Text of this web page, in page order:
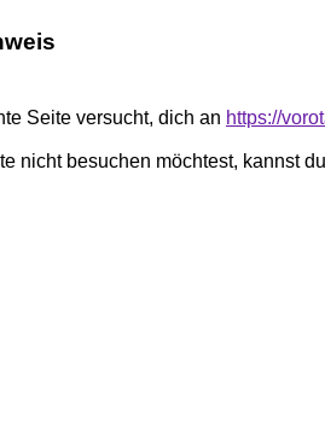
Seite versucht, dich an https://
nicht besuchen möchtest, kannst du